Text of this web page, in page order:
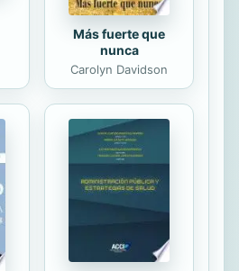
Más fuerte que
nunca
Carolyn Davidson